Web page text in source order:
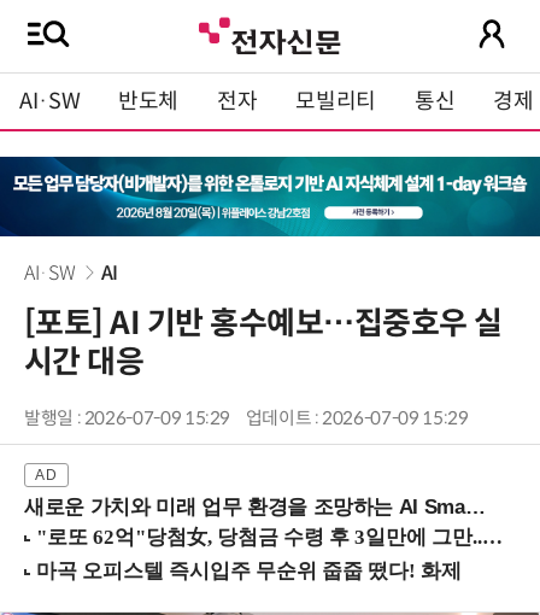
AI·SW 반도체 전자 모빌리티 통신 경제
AI·SW AI
[포토] AI 기반 홍수예보…집중호우 실
시간 대응
발행일 : 2026-07-09 15:29 업데이트 : 2026-07-09 15:29
새로운 가치와 미래 업무 환경을 조망하는 AI Smart Work Summit 2026 (9/11 코엑스)